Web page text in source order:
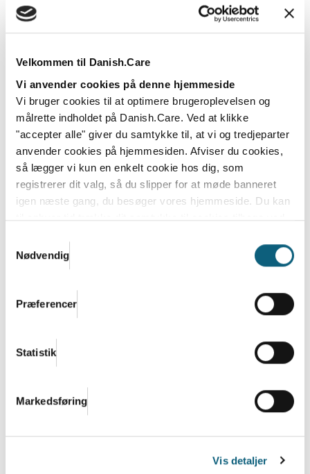
Velkommen til Danish.Care
Vi anvender cookies på denne hjemmeside
Vi bruger cookies til at optimere brugeroplevelsen og
målrette indholdet på Danish.Care. Ved at klikke
"accepter alle" giver du samtykke til, at vi og tredjeparter
anvender cookies på hjemmesiden. Afviser du cookies,
så lægger vi kun en enkelt cookie hos dig, som
registrerer dit valg, så du slipper for at møde banneret
igen næste gang, du besøger vores hjemmeside. Du kan
til enhver tid trække dit samtykke til cookies tilbage ved
Danish.Cares privatlivs- og cookiepolitik
Nødvendig
Præferencer
Statistik
Markedsføring
Vis detaljer
Danish.Care – Sammen skaber vi
velfærdsløsninger
Danish.Care er brancheforeningen for
virksomheder inden for hjælpemidler, sundheds-
og...